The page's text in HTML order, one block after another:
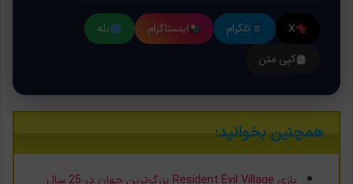
X تلگرام اینستاگرام
بله
کپی متن
همچنین بخوانید:
بازی Resident Evil Village بزرگ‌ترین جهان در 25 سال